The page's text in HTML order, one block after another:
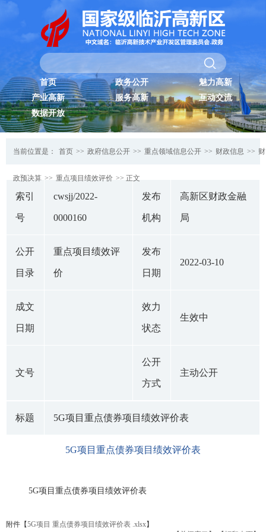
首页 政务公开
魅力高新
产业高新
服务高新
互动交流
数据开放
当前位置是： 首页 >> 政府信息公开 >> 重点领域信息公开 >> 财政信息 >> 财
政预决算 >> 重点项目绩效评价 >> 正文
索引
号
cwsjj/2022-
0000160
发布
机构
高新区财政金融
局
公开
目录
重点项目绩效评
价
发布
日期
2022-03-10
成文
日期
效力
状态
生效中
文号
公开
方式
主动公开
标题 5G项目重点债券项目绩效评价表
5G项目重点债券项目绩效评价表
5G项目重点债券项目绩效评价表
附件【5G项目 重点债券项目绩效评价表 .xlsx】